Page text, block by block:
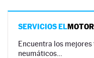
SERVICIOS ELMOTOR
Encuentra los
neumáticos…